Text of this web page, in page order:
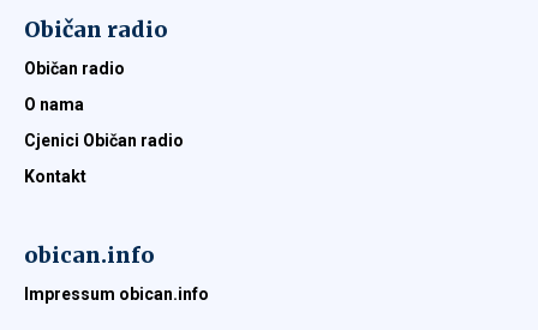
Običan radio
Običan radio
O nama
Cjenici Običan radio
Kontakt
obican.info
Impressum obican.info